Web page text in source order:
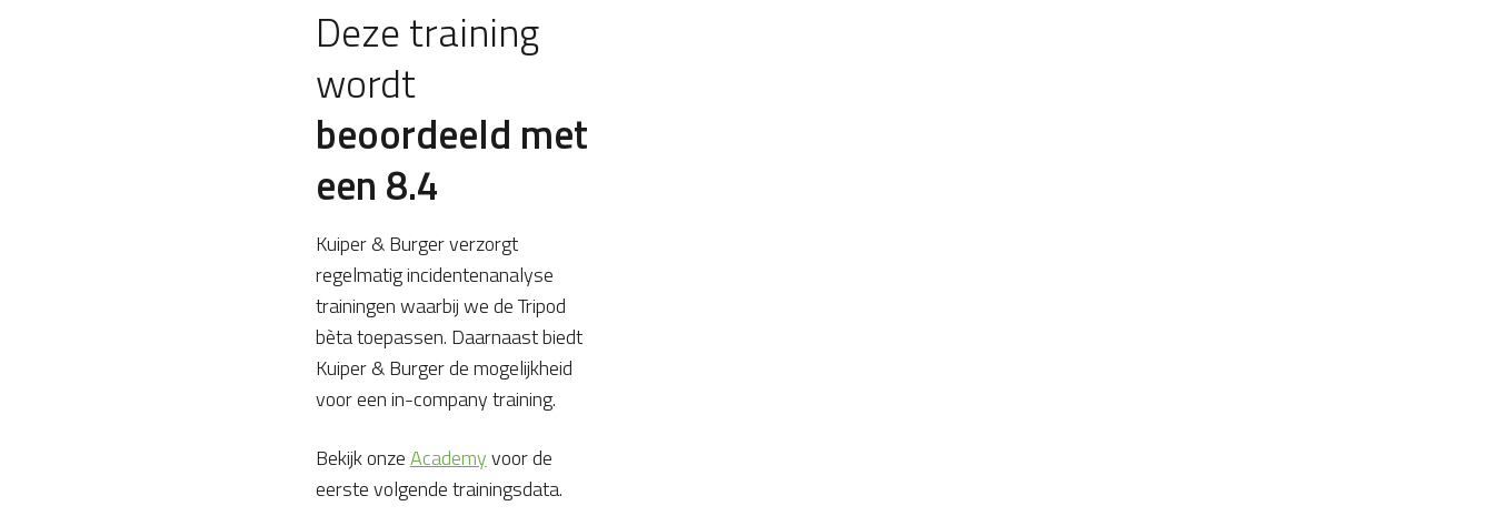
Deze training
wordt
beoordeeld met
een 8.4
Kuiper & Burger verzorgt
regelmatig incidentenanalyse
trainingen waarbij we de Tripod
bèta toepassen. Daarnaast biedt
Kuiper & Burger de mogelijkheid
voor een in-company training.
Bekijk onzeAcademyvoor de
eerste volgende trainingsdata.